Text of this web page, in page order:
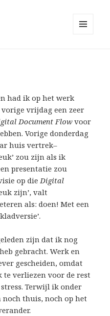
had ik op het werk
vrijdag een zeer
Document Flowvoor
Vorige donderdag
huis vertrek–
zou zijn als ik
presentatie zou
op dieDigital
zijn’, valt
als: doen! Met een
zijn dat ik nog
gebracht. Werk en
gescheiden, omdat
te verliezen voor de rest
Terwijl ik onder
thuis, noch op het